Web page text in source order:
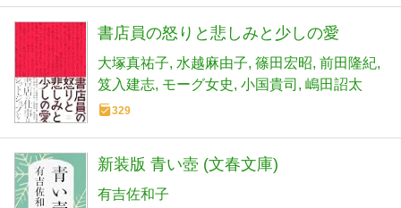
書店員の怒りと悲しみと少しの愛
大塚真祐子 水越麻由子 篠田宏昭 前田隆紀
笈入建志 モーグ女史 小国貴司 嶋田詔太
329
新装版 青い壺 (文春文庫)
有吉佐和子